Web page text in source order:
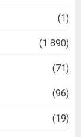
(1)
(1 890)
(71)
(96)
(19)